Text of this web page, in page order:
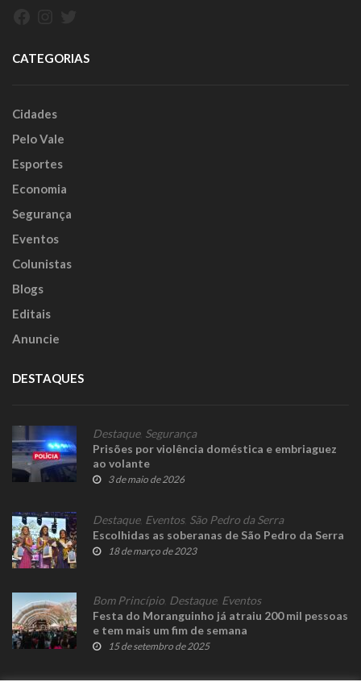
CATEGORIAS
Cidades
Pelo Vale
Esportes
Economia
Segurança
Eventos
Colunistas
Blogs
Editais
Anuncie
DESTAQUES
Destaque, Segurança
Prisões por violência doméstica e embriaguez
ao volante
3 de maio de 2026
Destaque, Eventos, São Pedro da Serra
Escolhidas as soberanas de São Pedro da Serra
18 de março de 2023
Bom Princípio Destaque, Eventos
Festa do Moranguinho já atraiu 200 mil pessoas
e tem mais um fim de semana
15 de setembro de 2025